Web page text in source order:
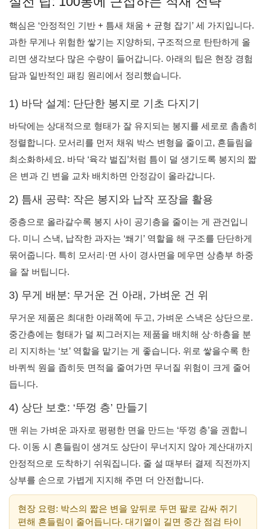
핵심은 ‘안정적인 기반 + 틈새 채움 + 균형 잡기’ 세 가지입니다.
과한 무게나 위험한 쌓기는 지양하되, 구조적으로 탄탄하게 올
리면 생각보다 많은 수량이 들어갑니다. 아래의 팁은 현장 경험
담과 일반적인 패킹 원리에서 정리했습니다.
1) 바닥 설계: 단단한 봉지로 기초 다지기
바닥에는 상대적으로 형태가 잘 유지되는 봉지를 세로로 촘촘히
정렬합니다. 모서리를 먼저 채워 박스 변형을 줄이고, 흔들림을
최소화하세요. 바닥 ‘육각 벌집’처럼 틈이 덜 생기도록 봉지의 짧
은 변과 긴 변을 교차 배치하면 안정감이 올라갑니다.
2) 틈새 공략: 작은 봉지와 납작 포장을 활용
중층으로 올라갈수록 봉지 사이 공기층을 줄이는 게 관건입니
다. 미니 스낵, 납작한 과자는 ‘쐐기’ 역할을 해 구조를 단단하게
묶어줍니다. 특히 모서리·면 사이 경사면을 메우면 상층부 하중
을 잘 버팁니다.
3) 무게 배분: 무거운 건 아래, 가벼운 건 위
무거운 제품은 최대한 아래쪽에 두고, 가벼운 스낵은 상단으로.
중간층에는 형태가 덜 찌그러지는 제품을 배치해 상·하층을 분
리 지지하는 ‘보’ 역할을 맡기는 게 좋습니다. 위로 쌓을수록 한
바퀴씩 원을 좁히듯 면적을 줄여가면 무너질 위험이 크게 줄어
듭니다.
4) 상단 보호: ‘뚜껑 층’ 만들기
맨 위는 가벼운 과자로 평평한 면을 만드는 ‘뚜껑 층’을 권합니
다. 이동 시 흔들림이 생겨도 상단이 무너지지 않아 계산대까지
안정적으로 도착하기 쉬워집니다. 줄 설 때부터 결제 직전까지
상부를 손으로 가볍게 지지해 주면 더 안전합니다.
현장 요령: 박스의 짧은 변을 앞뒤로 두면 팔로 감싸 쥐기
편해 흔들림이 줄어듭니다. 대기열이 길면 중간 점검 타이